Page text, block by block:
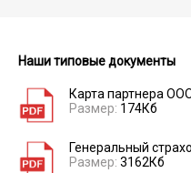
Наши типовые документы
Карта партнера
Размер: 174Кб
Генеральный
Размер: 3162Кб